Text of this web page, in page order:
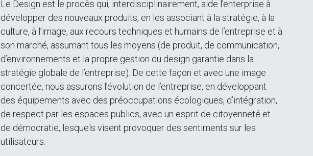
Le Design est le procès qui, interdisciplinairement, aide l’enterprise à
développer des nouveaux produits, en les associant à la stratégie, à la
culture, à l’image, aux recours techniques et humains de l’entreprise et à
son marché, assumant tous les moyens (de produit, de communication,
d’environnements et la propre gestion du design garantie dans la
stratégie globale de l’entreprise). De cette façon et avec une image
concertée, nous assurons l’évolution de l’entreprise, en développant
des équipements avec des préoccupations écologiques, d’intégration,
de respect par les espaces publics, avec un esprit de citoyenneté et
de démocratie, lesquels visent provoquer des sentiments sur les
utilisateurs.